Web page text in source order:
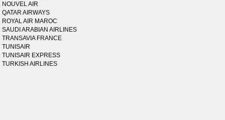
NOUVEL AIR
QATAR AIRWAYS
ROYAL AIR MAROC
SAUDI ARABIAN AIRLINES
TRANSAVIA FRANCE
TUNISAIR
TUNISAIR EXPRESS
TURKISH AIRLINES